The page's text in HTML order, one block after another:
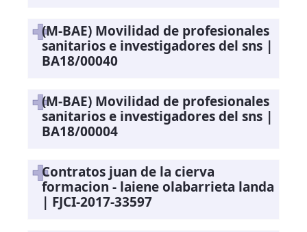
(M-BAE) Movilidad de profesionales
sanitarios e investigadores del sns |
BA18/00040
(M-BAE) Movilidad de profesionales
sanitarios e investigadores del sns |
BA18/00004
Contratos juan de la cierva
formacion - laiene olabarrieta landa
| FJCI-2017-33597